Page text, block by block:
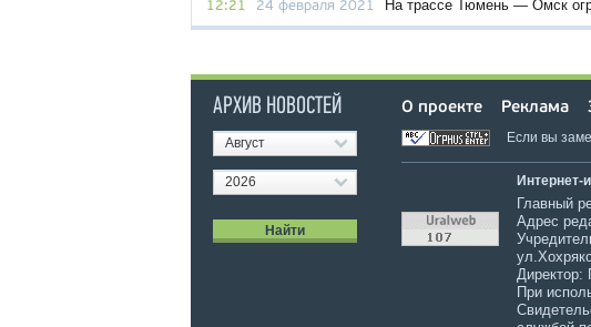
12:21 24 февраля 2021 На трассе Тюмень — Омск
АРХИВ НОВОСТЕЙ
Август
2026
О проекте Реклама
Если вы
Интернет-
Главный
Адрес
Директор:
При